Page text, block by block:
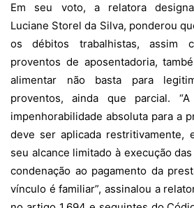
Em seu voto, a relatora
Luciane Storel da Silva, ponderou
os débitos trabalhistas, assim
proventos de aposentadoria,
alimentar não basta para
proventos, ainda que parcial.
impenhorabilidade absoluta para a
deve ser aplicada restritivamente,
seu alcance limitado à execução
condenação ao pagamento da
vínculo é familiar”, assinalou a